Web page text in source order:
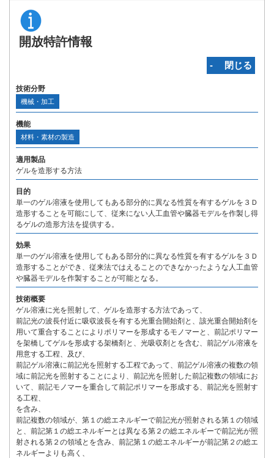
開放特許情報
‐ 閉じる
技術分野
機械・加工
機能
材料・素材の製造
適用製品
ゲルを造形する方法
目的
単一のゲル溶液を使用してもある部分的に異なる性質を有するゲルを３Ｄ
造形することを可能にして、従来にない人工血管や臓器モデルを作製し得
るゲルの造形方法を提供する。
効果
単一のゲル溶液を使用してもある部分的に異なる性質を有するゲルを３Ｄ
造形することができ、従来法ではえることのできなかったような人工血管
や臓器モデルを作製することが可能となる。
技術概要
ゲル溶液に光を照射して、ゲルを造形する方法であって、
前記光の波長付近に吸収波長を有する光重合開始剤と、該光重合開始剤を
用いて重合することによりポリマーを形成するモノマーと、前記ポリマー
を架橋してゲルを形成する架橋剤と、光吸収剤とを含む、前記ゲル溶液を
用意する工程、及び、
前記ゲル溶液に前記光を照射する工程であって、前記ゲル溶液の複数の領
域に前記光を照射することにより、前記光を照射した前記複数の領域にお
いて、前記モノマーを重合して前記ポリマーを形成する、前記光を照射す
る工程、
を含み、
前記複数の領域が、第１の総エネルギーで前記光が照射される第１の領域
と、前記第１の総エネルギーとは異なる第２の総エネルギーで前記光が照
射される第２の領域とを含み、前記第１の総エネルギーが前記第２の総エ
ネルギーよりも高く、